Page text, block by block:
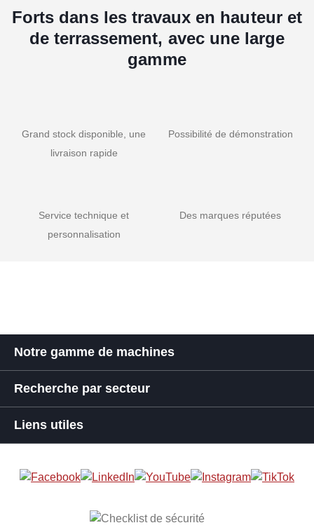
Forts dans les travaux en hauteur et
de terrassement, avec une large
gamme
Grand stock disponible, une
livraison rapide
Possibilité de démonstration
Service technique et
personnalisation
Des marques réputées
Notre gamme de machines
Recherche par secteur
Liens utiles